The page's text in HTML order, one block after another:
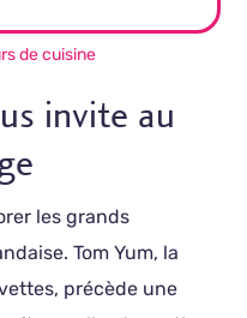
de cuisine
invite au
les grands
Tom Yum, la
précède une